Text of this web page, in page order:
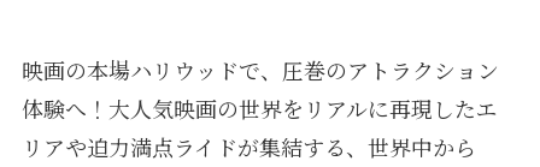
映画の本場ハリウッドで、圧巻のアトラクション
体験へ！大人気映画の世界をリアルに再現したエ
リアや迫力満点ライドが集結する、世界中から